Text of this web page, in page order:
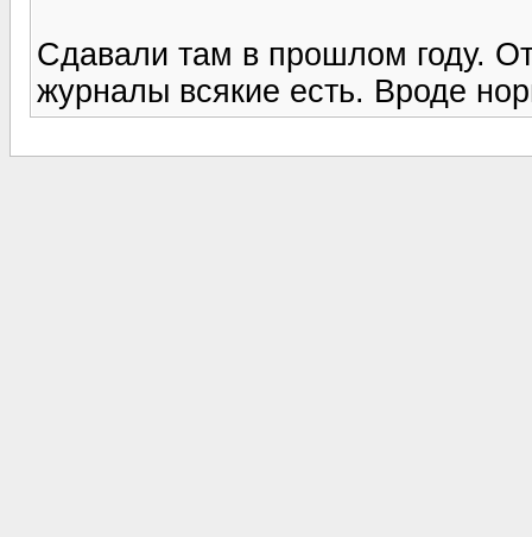
Сдавали там в прошлом году.
журналы всякие есть. Вроде